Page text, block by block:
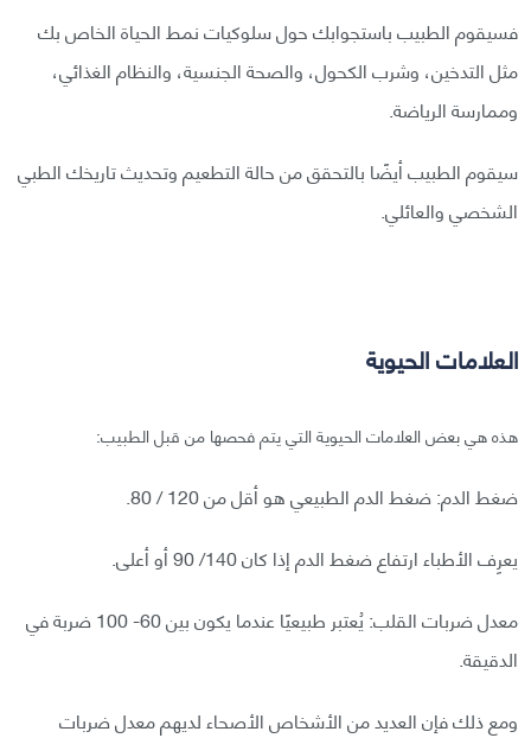
فسيقوم الطبيب باستجوابك حول سلوكيات نمط الحياة الخاص بك
مثل التدخين، وشرب الكحول، والصحة الجنسية، والنظام الغذائي،
وممارسة الرياضة.
سيقوم الطبيب أيضًا بالتحقق من حالة التطعيم وتحديث تاريخك الطبي
الشخصي والعائلي.
العلامات الحيوية
هذه هي بعض العلامات الحيوية التي يتم فحصها من قبل الطبيب:
ضغط الدم: ضغط الدم الطبيعي هو أقل من 120 / 80.
يعرِف الأطباء ارتفاع ضغط الدم إذا كان 140/ 90 أو أعلى.
معدل ضربات القلب: يُعتبر طبيعيًا عندما يكون بين 60- 100 ضربة في
الدقيقة.
ومع ذلك فإن العديد من الأشخاص الأصحاء لديهم معدل ضربات